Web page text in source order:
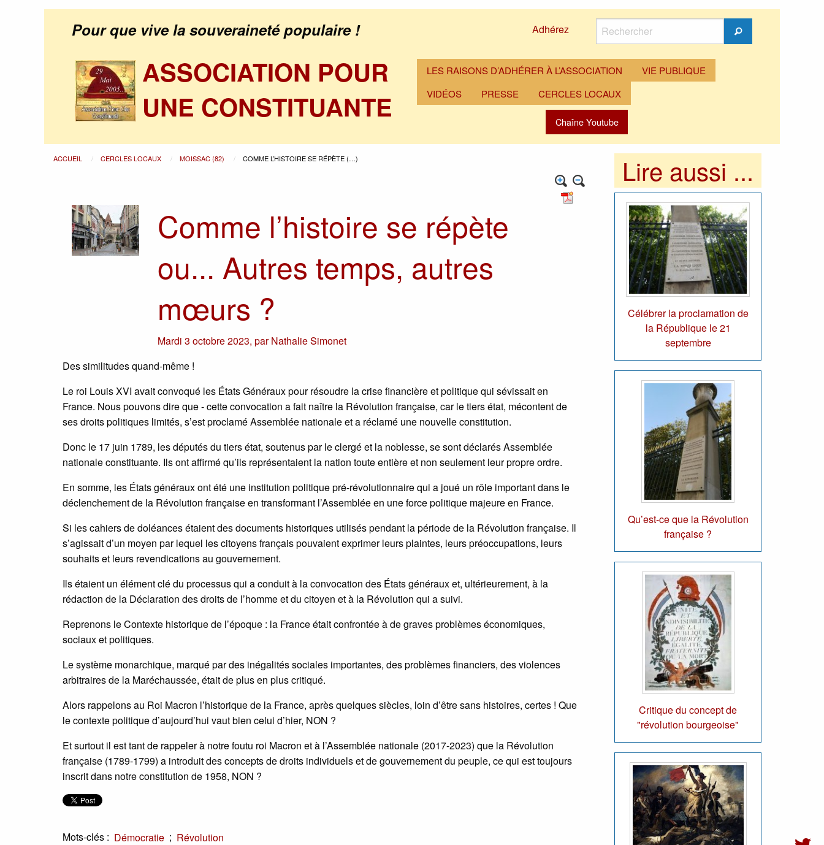
Pour que vive la souveraineté populaire ! Adhérez
Rechercher
Rechercher
ASSOCIATION POUR
UNE CONSTITUANTE
LES RAISONS D’ADHÉRER À L’ASSOCIATION
VIE PUBLIQUE
VIDÉOS
PRESSE CERCLES LOCAUX
Chaîne Youtube
ACCUEIL CERCLES LOCAUX MOISSAC (82) COMME L’HISTOIRE SE RÉPÈTE (…)
Comme l’histoire se répète
ou... Autres temps, autres
mœurs ?
Mardi 3 octobre 2023,parNathalie Simonet
Des similitudes quand-même !
Le roi Louis XVI avait convoqué les États Généraux pour résoudre la crise financière et politique qui sévissait en
France. Nous pouvons dire que - cette convocation a fait naître la Révolution française, car le tiers état, mécontent de
ses droits politiques limités, s’est proclamé Assemblée nationale et a réclamé une nouvelle constitution.
Donc le 17 juin 1789, les députés du tiers état, soutenus par le clergé et la noblesse, se sont déclarés Assemblée
nationale constituante. Ils ont affirmé qu’ils représentaient la nation toute entière et non seulement leur propre ordre.
En somme, les États généraux ont été une institution politique pré-révolutionnaire qui a joué un rôle important dans le
déclenchement de la Révolution française en transformant l’Assemblée en une force politique majeure en France.
Si les cahiers de doléances étaient des documents historiques utilisés pendant la période de la Révolution française. Il
s’agissait d’un moyen par lequel les citoyens français pouvaient exprimer leurs plaintes, leurs préoccupations, leurs
souhaits et leurs revendications au gouvernement.
Ils étaient un élément clé du processus qui a conduit à la convocation des États généraux et, ultérieurement, à la
rédaction de la Déclaration des droits de l’homme et du citoyen et à la Révolution qui a suivi.
Reprenons le Contexte historique de l’époque : la France était confrontée à de graves problèmes économiques,
sociaux et politiques.
Le système monarchique, marqué par des inégalités sociales importantes, des problèmes financiers, des violences
arbitraires de la Maréchaussée, était de plus en plus critiqué.
Alors rappelons au Roi Macron l’historique de la France, après quelques siècles, loin d’être sans histoires, certes ! Que
le contexte politique d’aujourd’hui vaut bien celui d’hier, NON ?
Et surtout il est tant de rappeler à notre foutu roi Macron et à l’Assemblée nationale (2017-2023) que la Révolution
française (1789-1799) a introduit des concepts de droits individuels et de gouvernement du peuple, ce qui est toujours
inscrit dans notre constitution de 1958, NON ?
Mots-clés : Démocratie ; Révolution
Lire aussi ...
Célébrer la proclamation de
la République le 21
septembre
Qu’est-ce que la Révolution
française ?
Critique du concept de
"révolution bourgeoise"